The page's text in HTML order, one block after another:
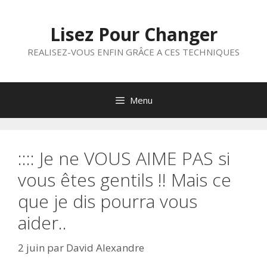
Lisez Pour Changer
REALISEZ-VOUS ENFIN GRÂCE A CES TECHNIQUES
Menu
:::: Je ne VOUS AIME PAS si
vous êtes gentils !! Mais ce
que je dis pourra vous
aider..
2 juin par David Alexandre